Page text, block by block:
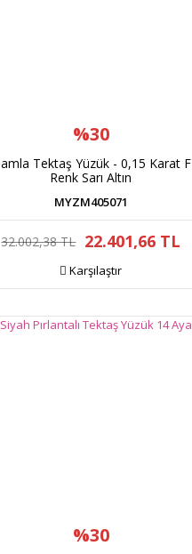
%30
Tektaş Yüzük - 0,15 Karat F
Renk Sarı Altın
MYZM405071
32.002,38 TL 22.401,66 TL
Karşılaştır
%30